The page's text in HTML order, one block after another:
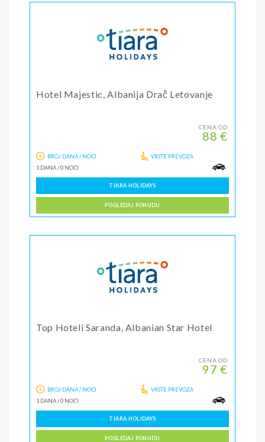
Hotel Majestic, Albanija Drač Letovanje
CENA OD
88 €
BROJ DANA / NOĆI
1 DANA/0 NOĆI
VRSTE PREVOZA
TIARA HOLIDAYS
POGLEDAJ PONUDU
Top Hoteli Saranda, Albanian Star Hotel
CENA OD
97 €
BROJ DANA / NOĆI
1 DANA/0 NOĆI
VRSTE PREVOZA
TIARA HOLIDAYS
POGLEDAJ PONUDU